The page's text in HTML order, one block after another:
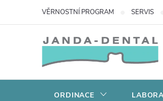
VĚRNOSTNÍ PROGRAM SERVIS
ORDINACE